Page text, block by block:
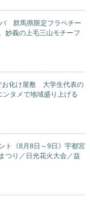
群馬県限定フラペチー
妙義の上毛三山モチーフ
お化け屋敷 大学生代表の
タメで地域盛り上げる
ト《8月8日～9日》宇都宮
つり／日光花火大会／益